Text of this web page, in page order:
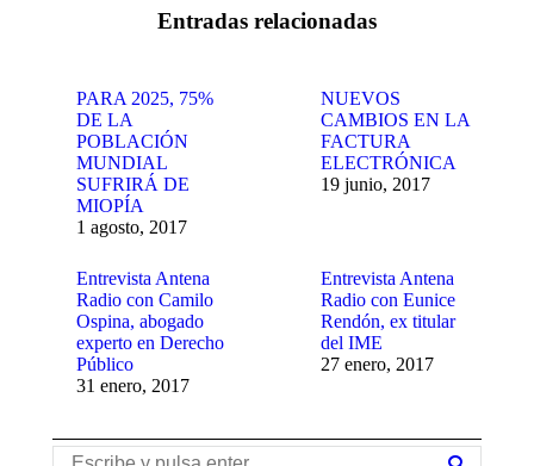
Entradas relacionadas
PARA 2025, 75%
DE LA
POBLACIÓN
MUNDIAL
SUFRIRÁ DE
MIOPÍA
1 agosto, 2017
NUEVOS
CAMBIOS EN LA
FACTURA
ELECTRÓNICA
19 junio, 2017
Entrevista Antena
Radio con Camilo
Ospina, abogado
experto en Derecho
Público
31 enero, 2017
Entrevista Antena
Radio con Eunice
Rendón, ex titular
del IME
27 enero, 2017
Buscar: